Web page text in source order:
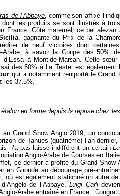
de l’Abbaye, comme son affixe
dont les produits se sont illustrés à
France. Côté maternel, ce bel alezan
, gagnante du Prix de la
de neuf victoires dont
Arabe, à savoir la Coupe des 50%
d’Essai à Mont-de-Marsan. Cette
des 50% à La Teste, est également
qui a notamment remporté le
les 37.5%.
en forme depuis la reprise chez
Grand Show Anglo 2019, un
de Tanues (quatrième) l’an
n’a pas laissé indifférent un certain
Anglo-Arabe de Courses en
ce dernier a profité du Grand Show
en Gironde au débourrage pré-
où est également stationné un autre
de l’Abbaye,Luigi Carli
Arabe entraîné en France :